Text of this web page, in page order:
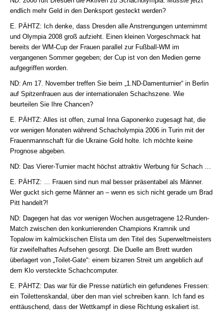
endlich mehr Geld in den Denksport gesteckt werden?
E. PÄHTZ: Ich denke, dass Dresden alle Anstrengungen unternimmt
und Olympia 2008 groß aufzieht. Einen kleinen Vorgeschmack hat
bereits der WM-Cup der Frauen parallel zur Fußball-WM im
vergangenen Sommer gegeben; der Cup ist von den Medien gerne
aufgegriffen worden.
ND: Am 17. November treffen Sie beim „1.ND-Damenturnier“ in Berlin
auf Spitzenfrauen aus der internationalen Schachszene. Wie
beurteilen Sie Ihre Chancen?
E. PÄHTZ: Alles ist offen, zumal Inna Gaponenko zugesagt hat, die
vor wenigen Monaten während Schacholympia 2006 in Turin mit der
Frauenmannschaft für die Ukraine Gold holte. Ich möchte keine
Prognose abgeben.
ND: Das Vierer-Turnier macht höchst attraktiv Werbung für Schach …
E. PÄHTZ: … Frauen sind nun mal besser präsentabel als Männer.
Wer guckt sich gerne Männer an – wenn es sich nicht gerade um Brad
Pitt handelt?!
ND: Dagegen hat das vor wenigen Wochen ausgetragene 12-Runden-
Match zwischen den konkurrierenden Champions Kramnik und
Topalow im kalmückischen Elista um den Titel des Superweltmeisters
für zweifelhaftes Aufsehen gesorgt. Die Duelle am Brett wurden
überlagert von „Toilet-Gate“: einem bizarren Streit um angeblich auf
dem Klo versteckte Schachcomputer.
E. PÄHTZ: Das war für die Presse natürlich ein gefundenes Fressen:
ein Toilettenskandal, über den man viel schreiben kann. Ich fand es
enttäuschend, dass der Wettkampf in diese Richtung eskaliert ist.